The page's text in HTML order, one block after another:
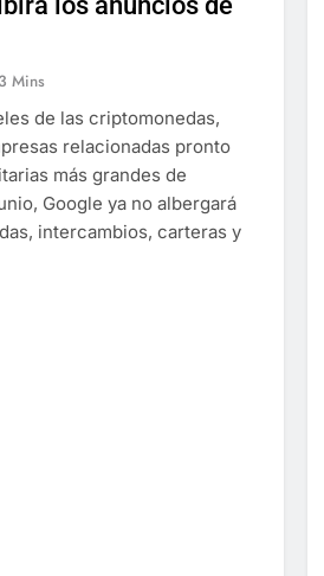
3 Mins
de las criptomonedas,
relacionadas pronto
más grandes de
Google ya no albergará
intercambios, carteras y